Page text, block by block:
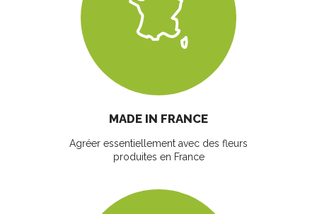
MADE IN FRANCE
Agréer essentiellement avec des fleurs
produites en France